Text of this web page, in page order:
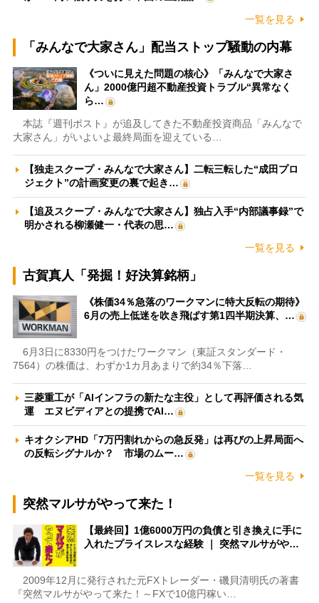
一覧を見る
「みんなで大家さん」配当ストップ騒動の内幕
《ついに見えた問題の核心》「みんなで大家さ
ん」2000億円超不動産投資トラブル“異常なく
ら…
本誌『週刊ポスト』が追及してきた不動産投資商品「みんなで
大家さん」がいよいよ最終局面を迎えている…
【独走スクープ・みんなで大家さん】二転三転した“成田プロ
ジェクト”の計画変更の裏で起き…
【追及スクープ・みんなで大家さん】独占入手“内部議事録”で
明かされる柳瀬健一・代表の思…
一覧を見る
古賀真人「発掘！好決算銘柄」
《株価34％急落のワークマンに特大反転の期待》
6月の売上低迷を吹き飛ばす第1四半期決算、…
6月3日に8330円をつけたワークマン（東証スタンダード・
7564）の株価は、わずか1カ月あまりで約34％下落…
三菱重工が「AIインフラの新たな主役」として再評価される気
運 エヌビディアとの提携でAI…
キオクシアHD「7万円割れからの急反発」は再びの上昇局面へ
の反転シグナルか？ 市場のムー…
一覧を見る
突然マルサがやって来た！
【最終回】1億6000万円の負債と引き換えに手に
入れたプライスレスな経験 ｜ 突然マルサがや…
2009年12月に発行された元FXトレーダー・磯貝清明氏の著書
『突然マルサがやって来た！～FXで10億円稼い…